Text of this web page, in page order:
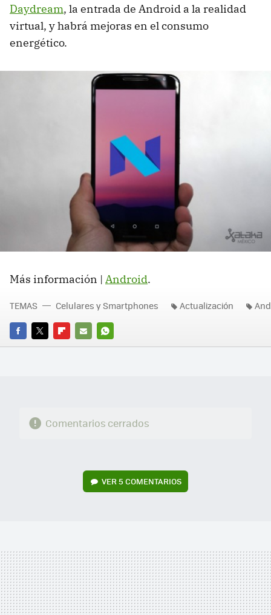
Daydream, la entrada de Android a la realidad
virtual, y habrá mejoras en el consumo
energético.
Más información | Android.
FACEBOOK
TWITTERFLIPBOARD
E-
WHATSAPP
TEMAS Celulares y Smartphones Actualización
Comentarios cerrados
VER5 COMENTARIOS